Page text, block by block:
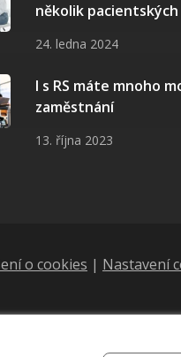
několik
24. ledna 2024
I s RS máte mnoho
zaměstnání
13. října 2023
o cookies | Nastavení